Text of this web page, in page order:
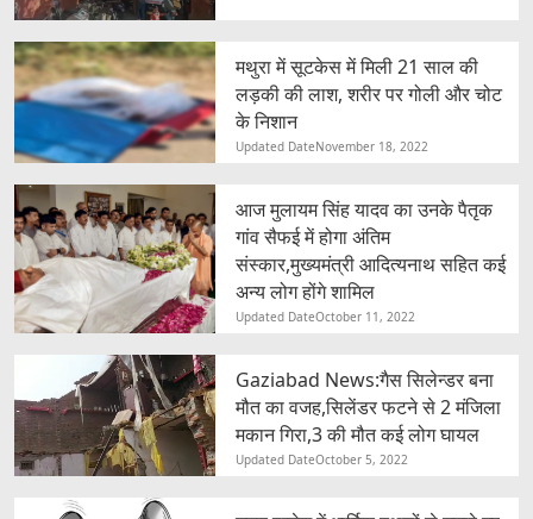
मथुरा में सूटकेस में मिली 21 साल की
लड़की की लाश, शरीर पर गोली और चोट
के निशान
Updated DateNovember 18, 2022
आज मुलायम सिंह यादव का उनके पैतृक
गांव सैफई में होगा अंतिम
संस्कार,मुख्यमंत्री आदित्यनाथ सहित कई
अन्य लोग होंगे शामिल
Updated DateOctober 11, 2022
Gaziabad News:गैस सिलेन्डर बना
मौत का वजह,सिलेंडर फटने से 2 मंजिला
मकान गिरा,3 की मौत कई लोग घायल
Updated DateOctober 5, 2022